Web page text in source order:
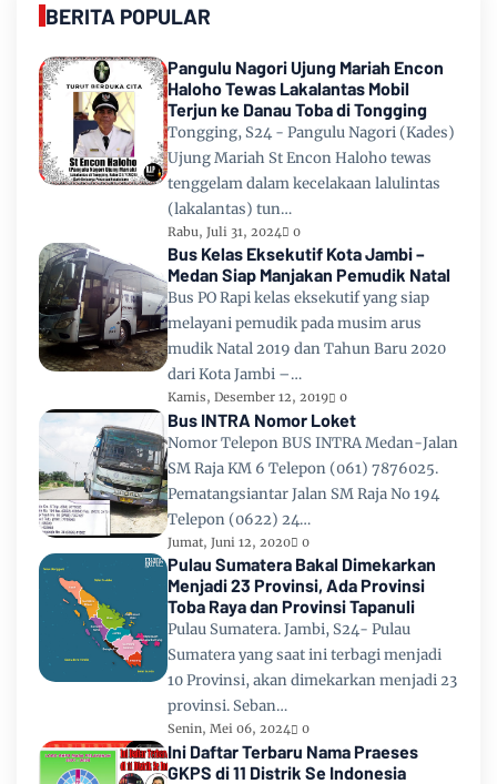
BERITA POPULAR
Pangulu Nagori Ujung Mariah Encon
Haloho Tewas Lakalantas Mobil
Terjun ke Danau Toba di Tongging
Tongging, S24 - Pangulu Nagori (Kades)
Ujung Mariah St Encon Haloho tewas
tenggelam dalam kecelakaan lalulintas
(lakalantas) tun…
Rabu, Juli 31, 2024 0
Bus Kelas Eksekutif Kota Jambi –
Medan Siap Manjakan Pemudik Natal
Bus PO Rapi kelas eksekutif yang siap
melayani pemudik pada musim arus
mudik Natal 2019 dan Tahun Baru 2020
dari Kota Jambi –…
Kamis, Desember 12, 2019 0
Bus INTRA Nomor Loket
Nomor Telepon BUS INTRA Medan-Jalan
SM Raja KM 6 Telepon (061) 7876025.
Pematangsiantar Jalan SM Raja No 194
Telepon (0622) 24…
Jumat, Juni 12, 2020 0
Pulau Sumatera Bakal Dimekarkan
Menjadi 23 Provinsi, Ada Provinsi
Toba Raya dan Provinsi Tapanuli
Pulau Sumatera. Jambi, S24- Pulau
Sumatera yang saat ini terbagi menjadi
10 Provinsi, akan dimekarkan menjadi 23
provinsi. Seban…
Senin, Mei 06, 2024 0
Ini Daftar Terbaru Nama Praeses
GKPS di 11 Distrik Se Indonesia